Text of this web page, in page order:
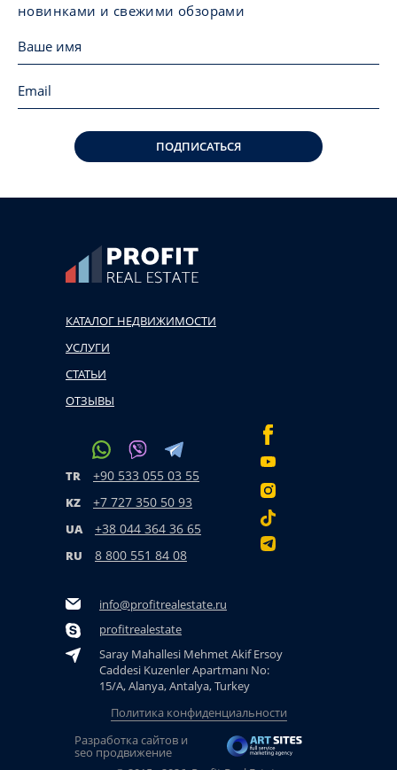
новинками и свежими обзорами
ПОДПИСАТЬСЯ
КАТАЛОГ НЕДВИЖИМОСТИ
УСЛУГИ
СТАТЬИ
ОТЗЫВЫ
TR +90 533 055 03 55
KZ +7 727 350 50 93
UA +38 044 364 36 65
RU 8 800 551 84 08
info@profitrealestate.ru
profitrealestate
Saray Mahallesi Mehmet Akif Ersoy
Caddesi Kuzenler Apartmanı No:
15/A, Alanya, Antalya, Turkey
Политика конфиденциальности
Разработка сайтов и
seo продвижение